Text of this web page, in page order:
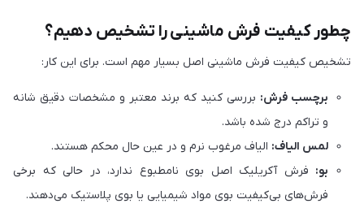
چطور کیفیت فرش ماشینی را تشخیص دهیم؟
تشخیص کیفیت فرش ماشینی اصل بسیار مهم است. برای این کار:
برچسب فرش: بررسی کنید که برند معتبر و مشخصات دقیق شانه
و تراکم درج شده باشد.
لمس الیاف: الیاف مرغوب نرم و در عین حال محکم هستند.
بو: فرش آکریلیک اصل بوی نامطبوع ندارد، در حالی که برخی
فرش‌های بی‌کیفیت بوی مواد شیمیایی یا بوی پلاستیک می‌دهند.